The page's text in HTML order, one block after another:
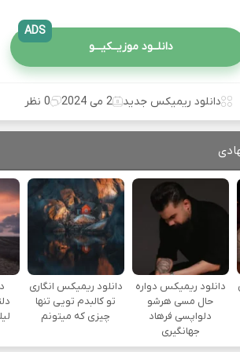
دانلــود موزیــکیـــو
ADS
دانلود ریمیکس جدید 2 می 2024 0 نظر
دانلود ریمیکس دواره
حال مسی هرشو
دلواپسی فرهاد
جهانگیری
دانلود ریمیکس انگاری
تو کالبدم تویی تنها
چیزی که میتونم